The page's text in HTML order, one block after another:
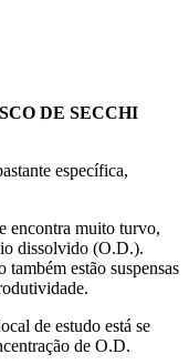
DE SECCHI
específica,
encontra muito turvo,
dissolvido (O.D.).
estão suspensas
de estudo está se
de O.D.